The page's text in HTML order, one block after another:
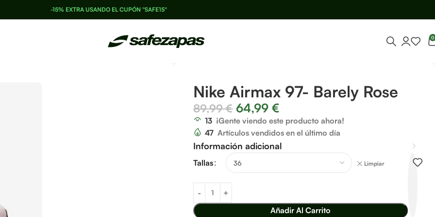
-15% EXTRA USANDO EL CUPÓN "SAFE15"
0
Nike Airmax 97- Barely Rose
89,99€ 64,99€
13 ¡Gente viendo este producto ahora!
47 Artículos vendidos en el último día
Información adicional
Tallas Limpiar
Añadir Al Carrito